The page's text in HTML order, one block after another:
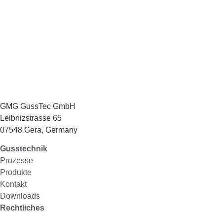
GMG GussTec GmbH
Leibnizstrasse 65
07548 Gera, Germany
Gusstechnik
Prozesse
Produkte
Kontakt
Downloads
Rechtliches